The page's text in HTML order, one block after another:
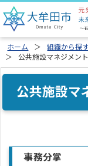
ホーム 組織から探
公共施設マネジメン
公共施設マ
事務分掌